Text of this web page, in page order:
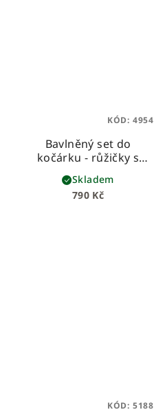
Bavlněný set do
kočárku - růžičky s
růžovou
790 Kč
Skladem
KÓD: 4954
KÓD: 5188